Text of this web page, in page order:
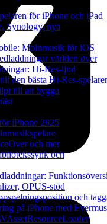
för iPhone och iPad
Synology, nya
Molnmusik för iOS
världen över
Hi-Res-ljud
den bästa Hi-Res-
till att bygga
iPhone 2025
och mer
och
OPUS-stöd
och
på iPhone med